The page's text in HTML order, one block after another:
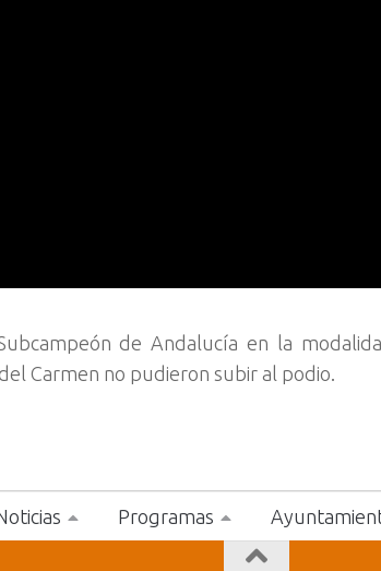
de Andalucía en la
Carmen no pudieron subir al podio.
Programas